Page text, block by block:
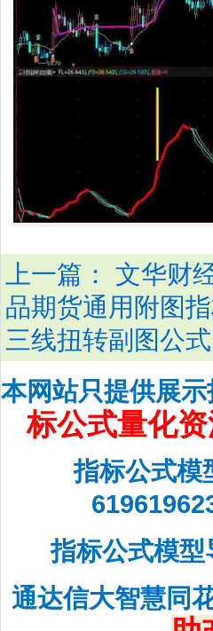
上一篇： 文华财
品期货通用附图
三线扭转副图公
本网站只提供展
标公式量化
指标公式模
指标公式模
通达信大智慧同